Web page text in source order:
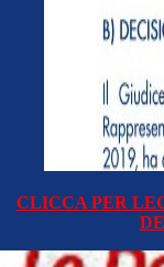
CLICCA PER